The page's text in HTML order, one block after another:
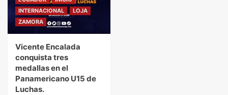
INTERNACIONAL
LOJA
ZAMORA
Vicente Encalada
conquista tres
medallas en el
Panamericano U15 de
Luchas.